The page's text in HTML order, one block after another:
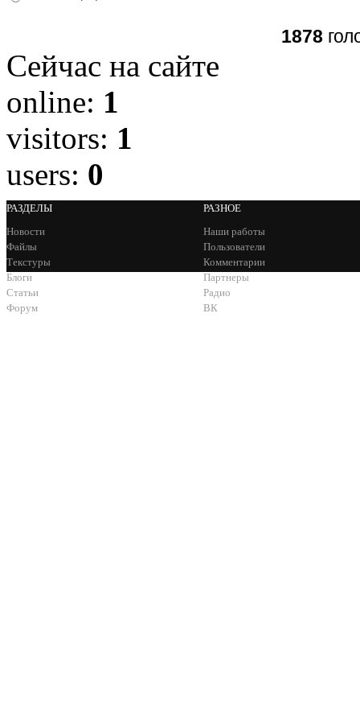
1878
Сейчас на сайте
online: 1
visitors: 1
users: 0
РАЗДЕЛЫ
Новости
Файлы
Текстуры
Блоги
Статьи
Форум
РАЗНОЕ
Наши работы
Пользователи
Комментарии
Партнеры
Радио
ВК